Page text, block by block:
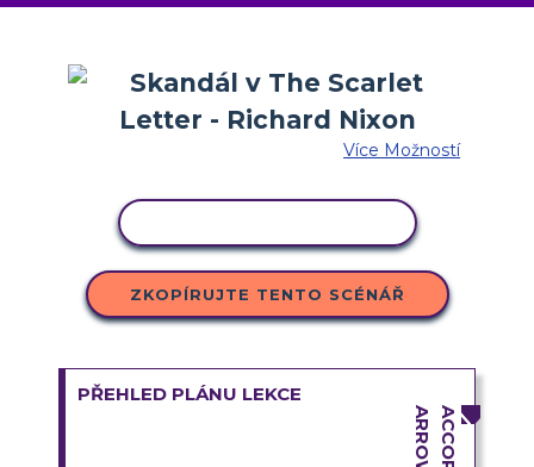
Více Možností
ZKOPÍRUJTE TENTO SCÉNÁŘ
PŘEHLED PLÁNU LEKCE